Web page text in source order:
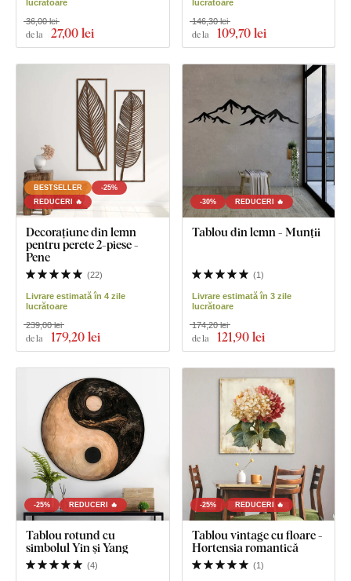
lucrătoare
de la 27,00 lei
36,00 lei
lucrătoare
de la 109,70 lei
146,30 lei
BESTSELLER
-25%
REDUCERI 🔥
Decorațiune din lemn
pentru perete 2-piese -
Pene
(22)
Livrare estimată în 4 zile
lucrătoare
de la 179,20 lei
239,00 lei
-30% REDUCERI 🔥
Tablou din lemn - Munții
(1)
Livrare estimată în 3 zile
lucrătoare
de la 121,90 lei
174,20 lei
-25% REDUCERI 🔥
Tablou rotund cu
simbolul Yin și Yang
(4)
-25% REDUCERI 🔥
Tablou vintage cu floare -
Hortensia romantică
(1)